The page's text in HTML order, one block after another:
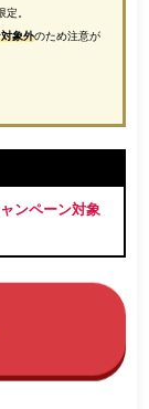
。
象外のため注意が
ンペーン対象